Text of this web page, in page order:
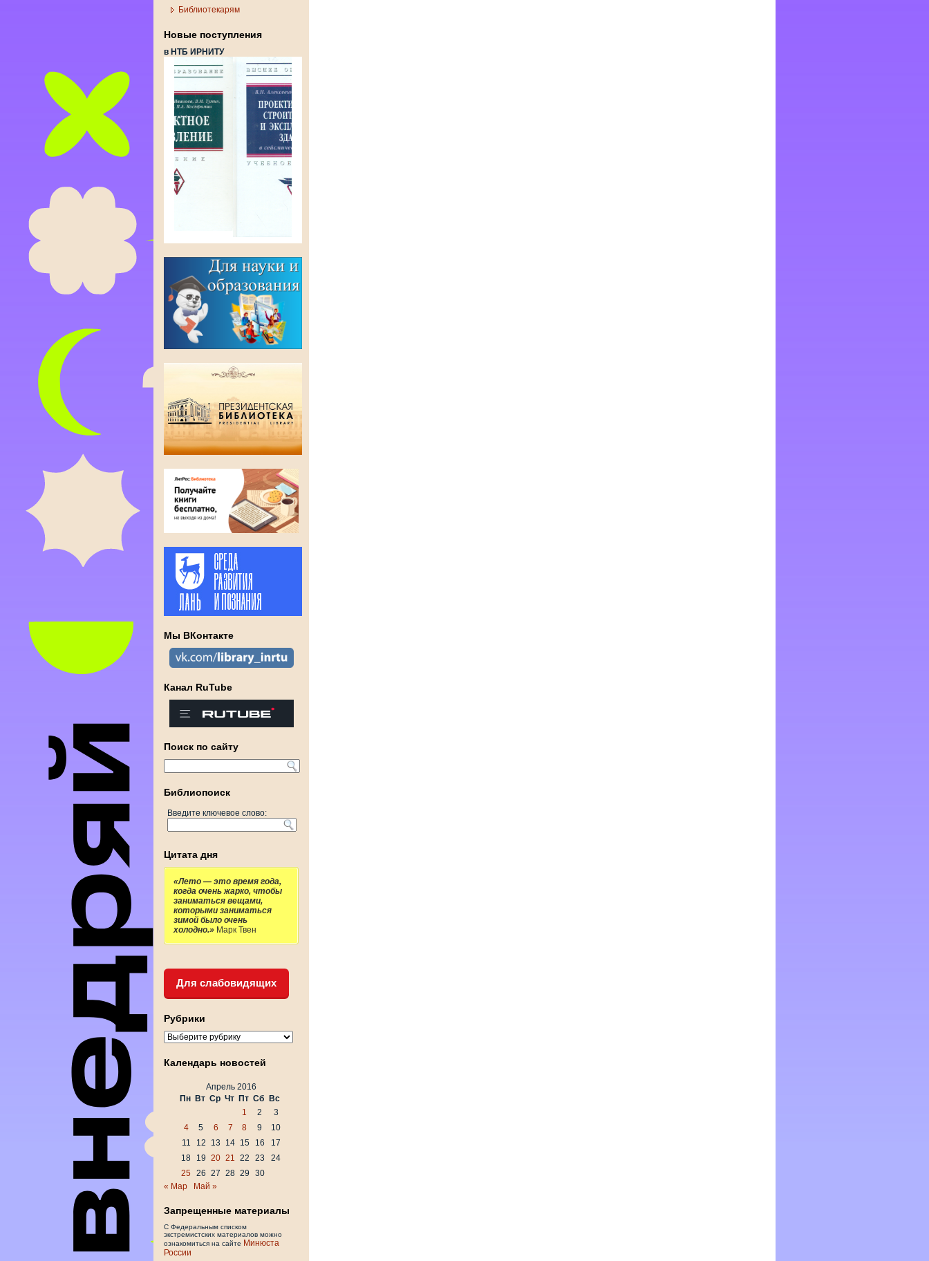
Библиотекарям
Новые поступления
в НТБ ИРНИТУ
Мы ВКонтакте
Канал RuTube
Поиск по сайту
Библиопоиск
Введите ключевое слово:
Цитата дня
«Лето — это время года,
когда очень жарко, чтобы
заниматься вещами,
которыми заниматься
зимой было очень
холодно.» Марк Твен
Для слабовидящих
Рубрики
Рубрики
Календарь новостей
Апрель 2016
Пн Вт Ср Чт Пт Сб
Вс
1
2
3
4
5 6 7 8 9
10
11
12 13 14 15 16
17
18
19 20 21 22 23
24
25
26 27 28 29
30
« Мар
Май »
Запрещенные материалы
С Федеральным списком
экстремистских материалов можно
ознакомиться на сайте Минюста
России